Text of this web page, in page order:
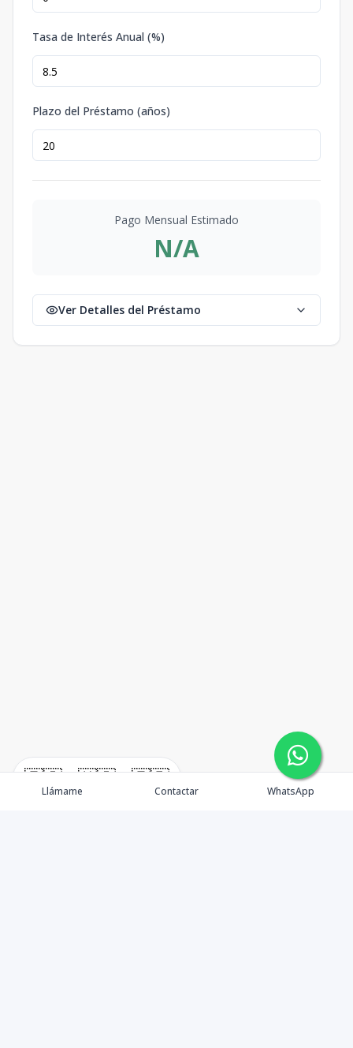
🇪🇸 🇺🇸 🇫🇷
Tasa de Interés Anual (%)
Plazo del Préstamo (años)
Pago Mensual Estimado
N/A
Ver Detalles del Préstamo
Llámame Contactar WhatsApp